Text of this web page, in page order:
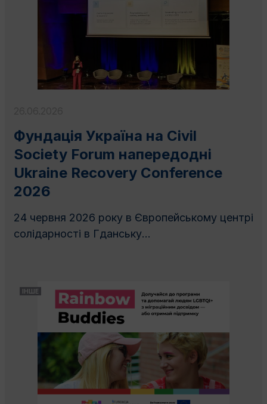
Фундація Україна на Civil
Society Forum напередодні
Ukraine Recovery Conference
2026
24 червня 2026 року в Європейському центрі
солідарності в Гданську...
ІНШЕ